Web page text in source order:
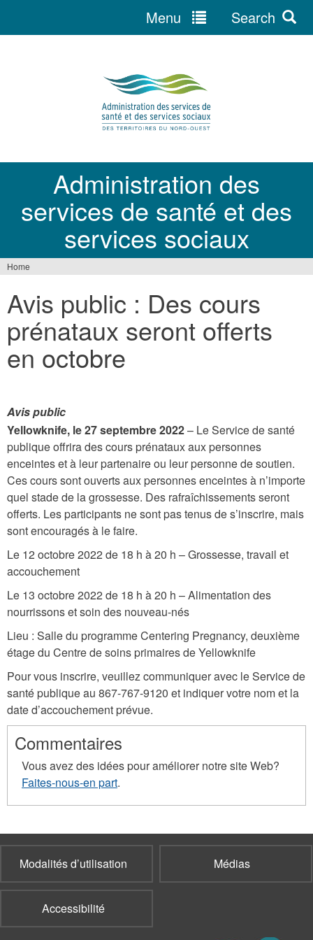
Administration des
services de santé et des
services sociaux
Menu Search
are
here
Home
Avis public : Des cours
prénataux seront offerts
en octobre
Avis public
Yellowknife, le 27 septembre 2022– Le Service de santé
publique offrira des cours prénataux aux personnes
enceintes et à leur partenaire ou leur personne de soutien.
Ces cours sont ouverts aux personnes enceintes à n’importe
quel stade de la grossesse. Des rafraîchissements seront
offerts. Les participants ne sont pas tenus de s’inscrire, mais
sont encouragés à le faire.
Le 12 octobre 2022 de 18 h à 20 h – Grossesse, travail et
accouchement
Le 13 octobre 2022 de 18 h à 20 h – Alimentation des
nourrissons et soin des nouveau-nés
Lieu : Salle du programme Centering Pregnancy, deuxième
étage du Centre de soins primaires de Yellowknife
Pour vous inscrire, veuillez communiquer avec le Service de
santé publique au 867-767-9120 et indiquer votre nom et la
date d’accouchement prévue.
Commentaires
Vous avez des idées pour améliorer notre site Web?
Faites-nous-en part.
Modalités d’utilisation Médias
Accessibilité